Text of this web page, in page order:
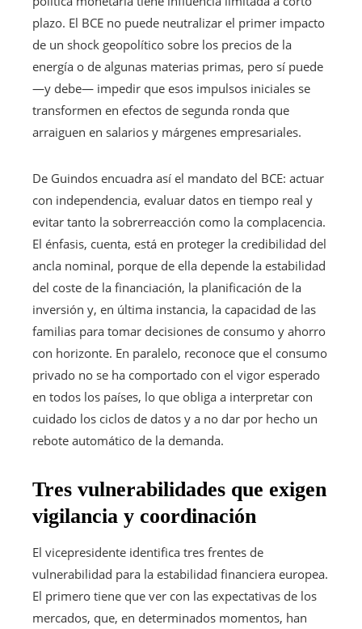
plazo. El BCE no puede neutralizar el primer impacto
de un shock geopolítico sobre los precios de la
energía o de algunas materias primas, pero sí puede
—y debe— impedir que esos impulsos iniciales se
transformen en efectos de segunda ronda que
arraiguen en salarios y márgenes empresariales.
De Guindos encuadra así el mandato del BCE: actuar
con independencia, evaluar datos en tiempo real y
evitar tanto la sobrerreacción como la complacencia.
El énfasis, cuenta, está en proteger la credibilidad del
ancla nominal, porque de ella depende la estabilidad
del coste de la financiación, la planificación de la
inversión y, en última instancia, la capacidad de las
familias para tomar decisiones de consumo y ahorro
con horizonte. En paralelo, reconoce que el consumo
privado no se ha comportado con el vigor esperado
en todos los países, lo que obliga a interpretar con
cuidado los ciclos de datos y a no dar por hecho un
rebote automático de la demanda.
Tres vulnerabilidades que exigen
vigilancia y coordinación
El vicepresidente identifica tres frentes de
vulnerabilidad para la estabilidad financiera europea.
El primero tiene que ver con las expectativas de los
mercados, que, en determinados momentos, han